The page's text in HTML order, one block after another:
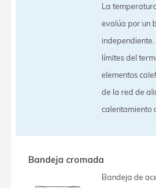
La
evalúa por un
límites del
elementos
de la red de
calentamiento
Bandeja cromada
Bandeja de